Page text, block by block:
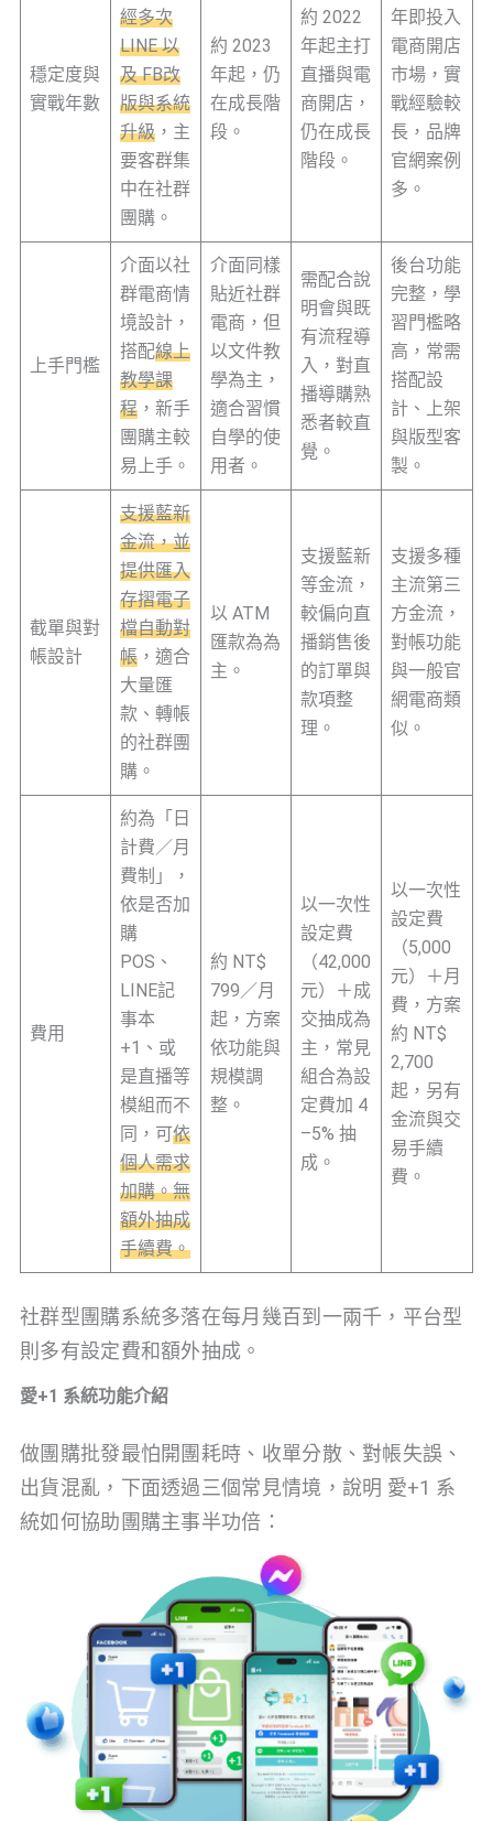
穩定度與
實戰年數
經多次
LINE 以
及 FB改
版與系統
升級 ，主
要客群集
中在社群
團購。
約 2023
年起，仍
在成長階
段。
約 2022
年起主打
直播與電
商開店，
仍在成長
階段。
年即投入
電商開店
市場，實
戰經驗較
長，品牌
官網案例
多。
上手門檻
介面以社
群電商情
境設計，
搭配線上
教學課
程 ，新手
團購主較
易上手。
介面同樣
貼近社群
電商，但
以文件教
學為主，
適合習慣
自學的使
用者。
需配合說
明會與既
有流程導
入，對直
播導購熟
悉者較直
覺。
後台功能
完整，學
習門檻略
高，常需
搭配設
計、上架
與版型客
製。
截單與對
帳設計
支援藍新
金流，並
提供匯入
存摺電子
檔自動對
帳 ，適合
大量匯
款、轉帳
的社群團
購。
以 ATM
匯款為為
主。
支援藍新
等金流，
較偏向直
播銷售後
的訂單與
款項整
理。
支援多種
主流第三
方金流，
對帳功能
與一般官
網電商類
似。
費用
約為「日
計費／月
費制」，
依是否加
購
POS、
LINE記
事本
+1、或
是直播等
模組而不
同，可依
個人需求
加購。無
額外抽成
手續費。
約 NT$
799／月
起，方案
依功能與
規模調
整。
以一次性
設定費
（42,000
元）＋成
交抽成為
主，常見
組合為設
定費加 4
–5% 抽
成。
以一次性
設定費
（5,000
元）＋月
費，方案
約 NT$
2,700
起，另有
金流與交
易手續
費。
社群型團購系統多落在每月幾百到一兩千，平台型
則多有設定費和額外抽成。
愛+1 系統功能介紹
做團購批發最怕開團耗時、收單分散、對帳失誤、
出貨混亂，下面透過三個常見情境，說明 愛+1 系
統如何協助團購主事半功倍：